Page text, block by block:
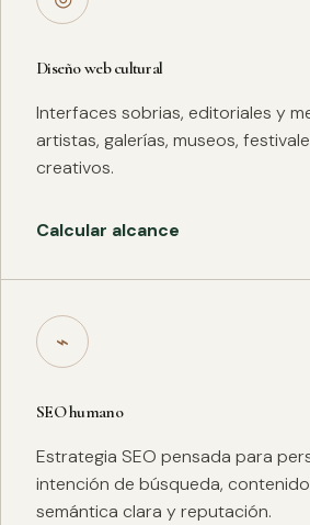
Diseño web cultural
Interfaces sobrias, editoriales y
artistas, galerías, museos,
creativos.
Calcular alcance
⌁
SEO humano
Estrategia SEO pensada para
intención de búsqueda,
semántica clara y reputación.